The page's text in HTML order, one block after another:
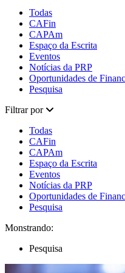
Todas
CAFin
CAPAm
Espaço da Escrita
Eventos
Notícias da PRP
Oportunidades de
Pesquisa
Filtrar por
Todas
CAFin
CAPAm
Espaço da Escrita
Eventos
Notícias da PRP
Oportunidades de
Pesquisa
Monstrando:
Pesquisa